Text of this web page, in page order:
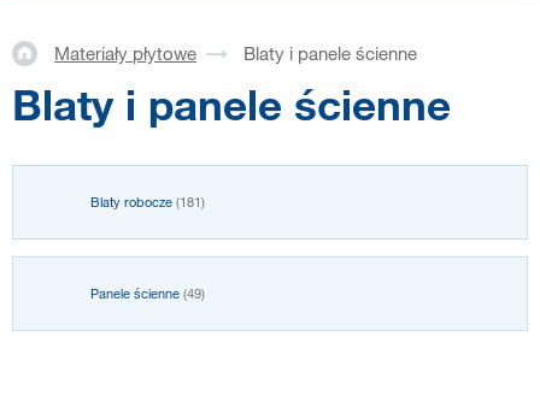
Materiały płytowe Blaty i panele ścienne
Blaty i panele ścienne
Blaty robocze (181)
Panele ścienne (49)